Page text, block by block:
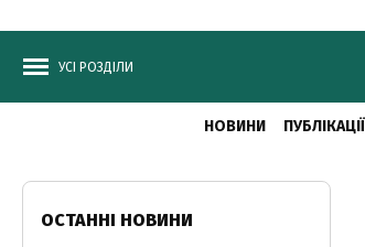
УСІ РОЗДІЛИ
НОВИНИ ПУБЛІКАЦІЇ
ОСТАННІ НОВИНИ